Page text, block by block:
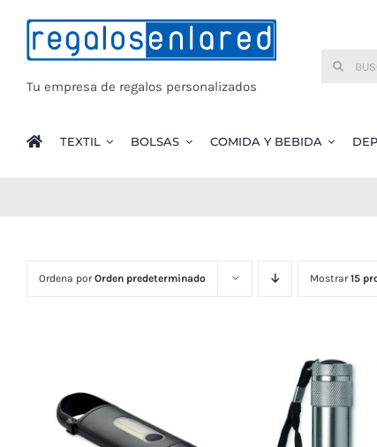
contenido
Tu empresa de regalos personalizados
Buscar:
TEXTIL BOLSAS COMIDA Y BEBIDA
Ordena porOrden predeterminado Mostrar15